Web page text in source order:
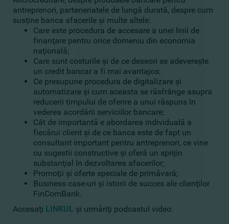
antreprenori, parteneriatele de lungă durată, despre cum
susţine banca afacerile şi multe altele:
Care este procedura de accesare a unei linii de
finanţare pentru orice domeniu din economia
naţională;
Care sunt costurile şi de ce deseori se adevereşte
un credit bancar a fi mai avantajos;
Ce presupune procedura de digitalizare şi
automatizare şi cum aceasta se răsfrânge asupra
reducerii timpului de oferire a unui răspuns în
vederea acordării serviciilor bancare;
Cât de importantă e abordarea individuală a
fiecărui client şi de ce banca este de fapt un
consultant important pentru antreprenori, ce vine
cu sugestii constructive şi oferă un sprijin
substanţial în dezvoltarea afacerilor;
Promoţii şi oferte speciale de primăvară;
Business case-uri şi istorii de succes ale clienţilor
FinComBank.
Accesaţi LINKUL şi urmăriţi podcastul video.